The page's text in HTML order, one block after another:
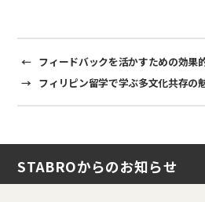
← フィードバックを活かすための効果
→ フィリピン留学で学ぶ多文化共存の
STABROからのお知らせ